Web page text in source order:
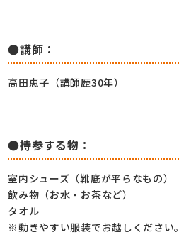
●講師：
高田恵子（講師歴30年）
●持参する物：
室内シューズ（靴底が平らなもの）
飲み物（お水・お茶など）
タオル
※動きやすい服装でお越しください。